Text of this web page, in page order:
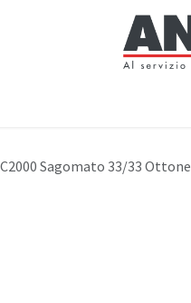
Sagomato 33/33 Ottone